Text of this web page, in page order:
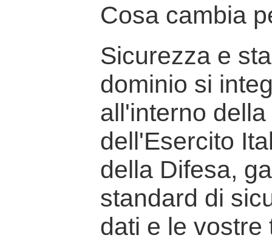
Cosa cambia
Sicurezza e
dominio si
all'interno
dell'Esercito
della Difesa,
standard di
dati e le vostre